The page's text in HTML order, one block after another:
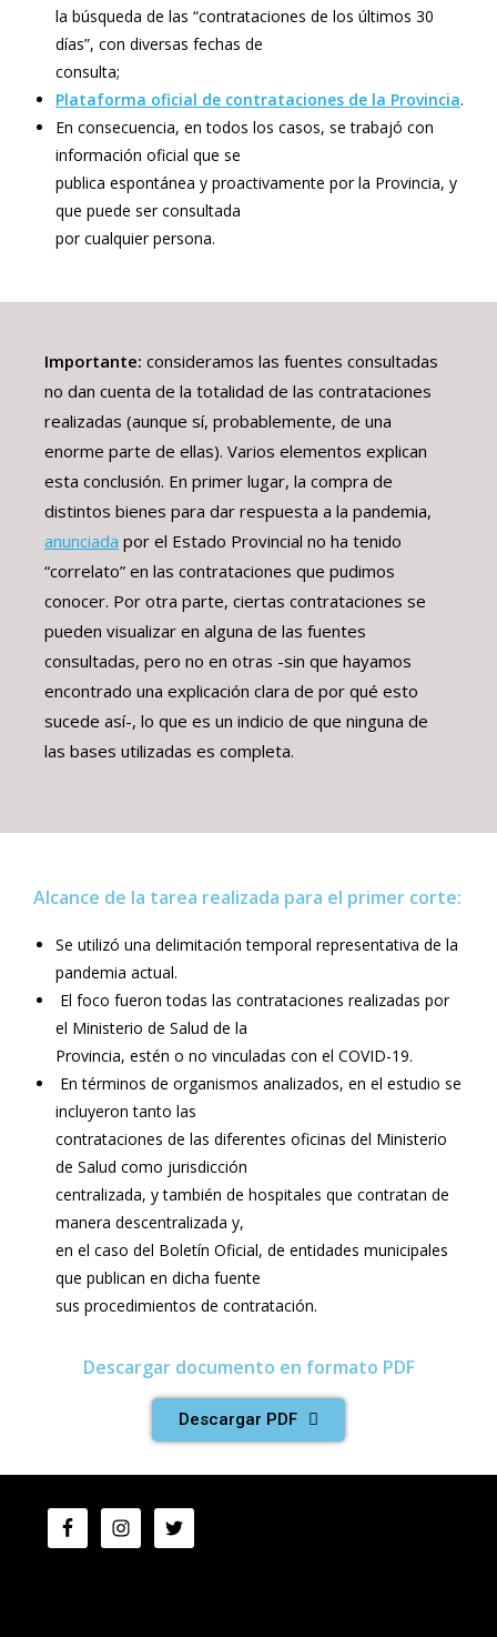
la búsqueda de las “contrataciones de los últimos 30
días”, con diversas fechas de
consulta;
Plataforma oficial de contrataciones de la Provincia.
En consecuencia, en todos los casos, se trabajó con
información oficial que se
publica espontánea y proactivamente por la Provincia, y
que puede ser consultada
por cualquier persona.
Importante: consideramos las fuentes consultadas
no dan cuenta de la totalidad de las contrataciones
realizadas (aunque sí, probablemente, de una
enorme parte de ellas). Varios elementos explican
esta conclusión. En primer lugar, la compra de
distintos bienes para dar respuesta a la pandemia,
anunciada por el Estado Provincial no ha tenido
“correlato” en las contrataciones que pudimos
conocer. Por otra parte, ciertas contrataciones se
pueden visualizar en alguna de las fuentes
consultadas, pero no en otras -sin que hayamos
encontrado una explicación clara de por qué esto
sucede así-, lo que es un indicio de que ninguna de
las bases utilizadas es completa.
Alcance de la tarea realizada para el primer corte:
Se utilizó una delimitación temporal representativa de la
pandemia actual.
El foco fueron todas las contrataciones realizadas por
el Ministerio de Salud de la
Provincia, estén o no vinculadas con el COVID-19.
En términos de organismos analizados, en el estudio se
incluyeron tanto las
contrataciones de las diferentes oficinas del Ministerio
de Salud como jurisdicción
centralizada, y también de hospitales que contratan de
manera descentralizada y,
en el caso del Boletín Oficial, de entidades municipales
que publican en dicha fuente
sus procedimientos de contratación.
Descargar documento en formato PDF
Descargar PDF